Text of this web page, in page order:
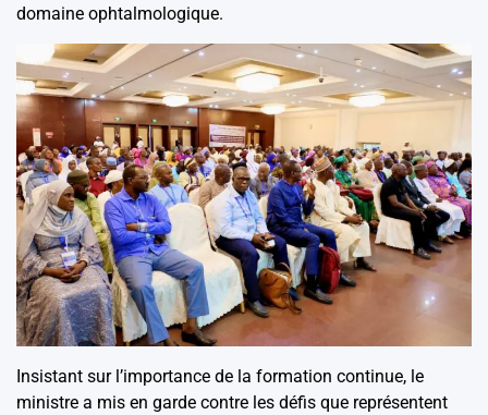
domaine ophtalmologique.
Insistant sur l’importance de la formation continue, le
ministre a mis en garde contre les défis que représentent